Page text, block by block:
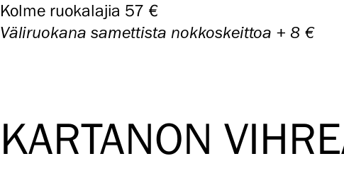
Kolme ruokalajia 57 €
Väliruokana samettista nokkoskeittoa + 8 €
KARTANON